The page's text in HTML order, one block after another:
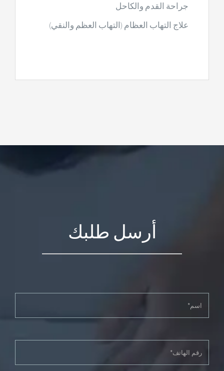
جراحة القدم والكاحل
علاج التهاب العظام (التهاب العظم والنقي)
أرسل طلبك